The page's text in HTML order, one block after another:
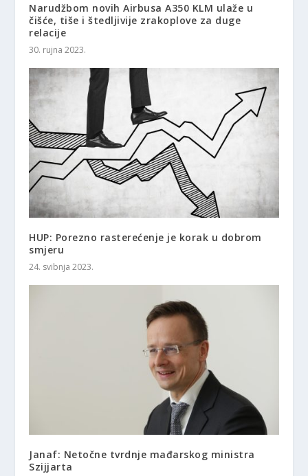
Narudžbom novih Airbusa A350 KLM ulaže u
čišće, tiše i štedljivije zrakoplove za duge
relacije
30. rujna 2023.
HUP: Porezno rasterećenje je korak u dobrom
smjeru
24. svibnja 2023.
Janaf: Netočne tvrdnje mađarskog ministra
Szijjarta